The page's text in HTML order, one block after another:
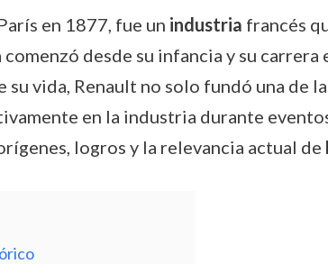
en 1877, fue un industria francés
comenzó desde su infancia y su
su vida, Renault no solo fundó una de
en la industria durante
logros y la relevancia actual de